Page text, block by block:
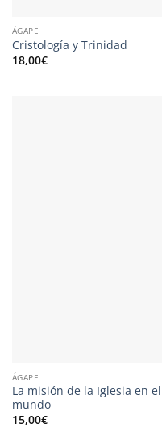
ÁGAPE
Cristología y Trinidad
18,00€
ÁGAPE
La misión de la Iglesia en el
mundo
15,00€